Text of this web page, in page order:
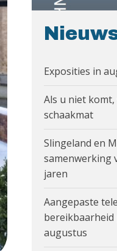
Exposities in
Als u niet
schaakmat
Slingeland en
samenwerking
jaren
Aangepaste
augustus